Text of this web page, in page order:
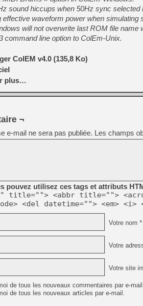
sound hiccups when 50Hz sync selected
effective waveform power when simulating
will not overwrite last ROM file name
command line option to ColEm-Unix.
ColEM v4.0 (135,8 Ko)
plus…
¬
e-mail ne sera pas publiée. Les champs
pouvez utilisez ces tags et attributs
title=""> <abbr title="">
<del datetime=""> <em>
Votre nom *
Votre
Votre site
de tous les nouveaux commentaires par e-
de tous les nouveaux articles par e-mail.